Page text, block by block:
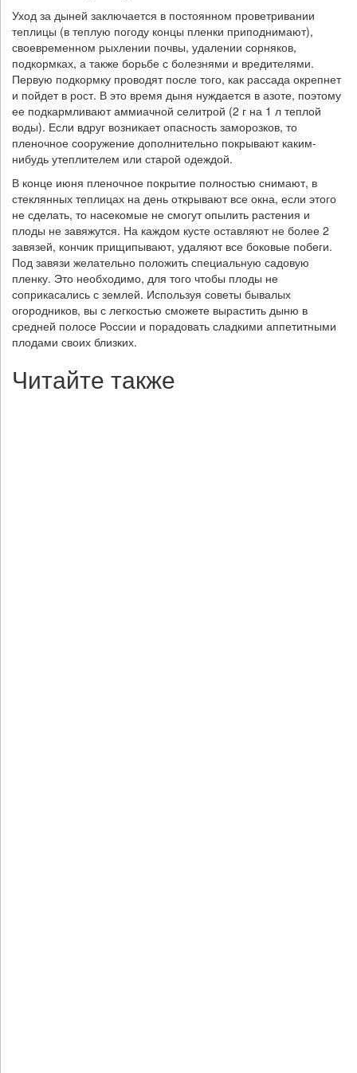
Уход за дыней заключается в постоянном проветривании
теплицы (в теплую погоду концы пленки приподнимают),
своевременном рыхлении почвы, удалении сорняков,
подкормках, а также борьбе с болезнями и вредителями.
Первую подкормку проводят после того, как рассада окрепнет
и пойдет в рост. В это время дыня нуждается в азоте, поэтому
ее подкармливают аммиачной селитрой (2 г на 1 л теплой
воды). Если вдруг возникает опасность заморозков, то
пленочное сооружение дополнительно покрывают каким-
нибудь утеплителем или старой одеждой.
В конце июня пленочное покрытие полностью снимают, в
стеклянных теплицах на день открывают все окна, если этого
не сделать, то насекомые не смогут опылить растения и
плоды не завяжутся. На каждом кусте оставляют не более 2
завязей, кончик прищипывают, удаляют все боковые побеги.
Под завязи желательно положить специальную садовую
пленку. Это необходимо, для того чтобы плоды не
соприкасались с землей. Используя советы бывалых
огородников, вы с легкостью сможете вырастить дыню в
средней полосе России и порадовать сладкими аппетитными
плодами своих близких.
Читайте также